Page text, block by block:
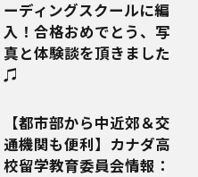
ーディングスクールに編
入！合格おめでとう、写
真と体験談を頂きました
♫
【都市部から中近郊＆交
通機関も便利】カナダ高
校留学教育委員会情報：